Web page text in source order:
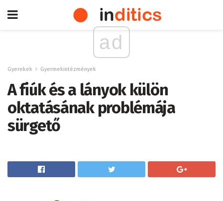
ad
Gyerekek Gyermekintézmények
A fiúk és a lányok külön
oktatásának problémája
sürgető